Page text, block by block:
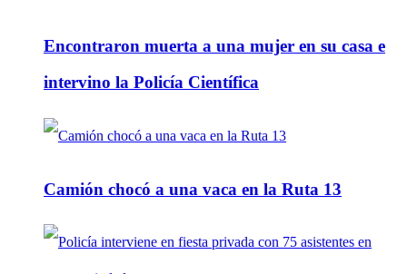
Encontraron muerta a una mujer en su casa e
intervino la Policía Científica
Camión chocó a una vaca en la Ruta 13